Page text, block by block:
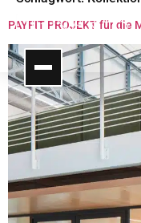
PAYFIT PROJEKT für die